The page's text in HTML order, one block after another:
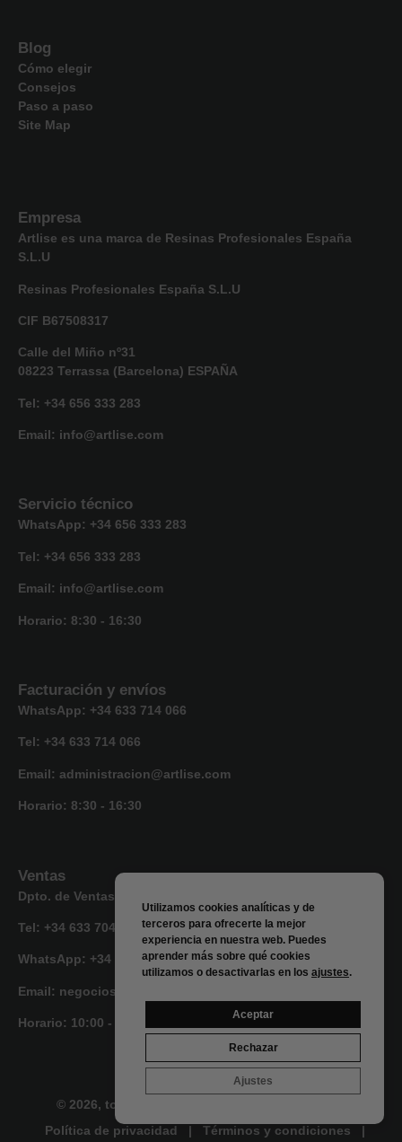
Blog
Cómo elegir
Consejos
Paso a paso
Site Map
Empresa
Artlise es una marca de Resinas Profesionales España
S.L.U
Resinas Profesionales España S.L.U
CIF B67508317
Calle del Miño nº31
08223 Terrassa (Barcelona) ESPAÑA
Tel: +34 656 333 283
Email: info@artlise.com
Servicio técnico
WhatsApp: +34 656 333 283
Tel: +34 656 333 283
Email: info@artlise.com
Horario: 8:30 - 16:30
Facturación y envíos
WhatsApp: +34 633 714 066
Tel: +34 633 714 066
Email: administracion@artlise.com
Horario: 8:30 - 16:30
Ventas
Dpto. de Ventas y Desarrollo de negocio
Tel: +34 633 704 616
WhatsApp: +34 633 704 616
Email: negocios@artlise.com
Horario: 10:00 - 18:00
© 2026, todos los derechos reservados • Artlise
Política de privacidad
| Términos y condiciones
|
Utilizamos cookies analíticas y de
terceros para ofrecerte la mejor
experiencia en nuestra web. Puedes
aprender más sobre qué cookies
utilizamos o desactivarlas en los ajustes.
Aceptar
Rechazar
Ajustes